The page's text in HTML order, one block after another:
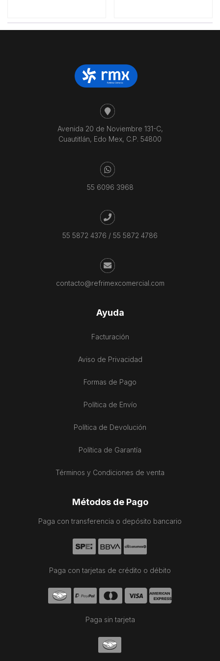
Avenida 20 de Noviembre 131-C,
Cuautitlán, Edo Mex, C.P. 54800
55 6096 3968
55 5872 4376 / 55 5872 4786
contacto@refrimexcomercial.com
Ayuda
Facturación
Aviso de Privacidad
Formas de Pago
Política de Envío
Política de Devolución
Política de Garantía
Términos y Condiciones de venta
Métodos de Pago
Paga con transferencia o depósito bancario
Paga con tarjetas de crédito o débito
Paga sin tarjeta